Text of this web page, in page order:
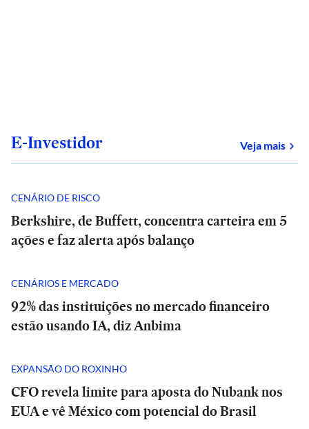
E-Investidor Veja mais
CENÁRIO DE RISCO
Berkshire, de Buffett, concentra carteira em 5
ações e faz alerta após balanço
CENÁRIOS E MERCADO
92% das instituições no mercado financeiro
estão usando IA, diz Anbima
EXPANSÃO DO ROXINHO
CFO revela limite para aposta do Nubank nos
EUA e vê México com potencial do Brasil